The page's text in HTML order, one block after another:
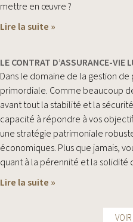
mettre en œuvre ?
Lire la suite »
LE CONTRAT D’ASSURANCE-VIE
Dans le domaine de la gestion
primordiale. Comme beaucoup
avant tout la stabilité et la
capacité à répondre à vos
une stratégie patrimoniale
économiques. Plus que jamais,
quant à la pérennité et la solidité
Lire la suite »